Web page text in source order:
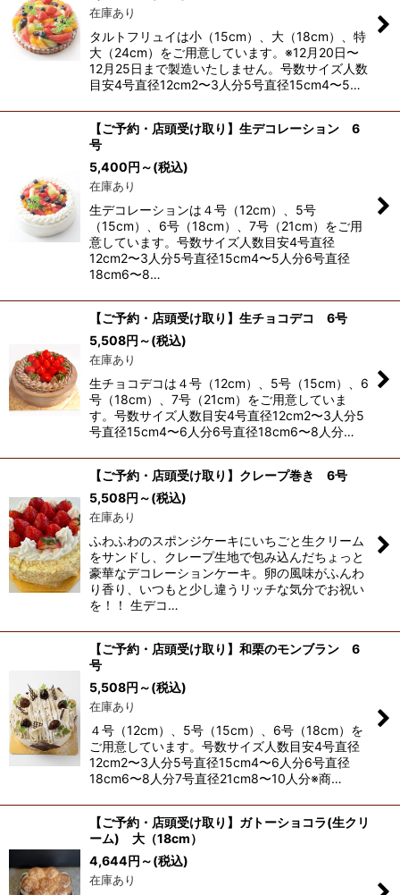
在庫あり
タルトフリュイは小（15cm）、大（18cm）、特
大（24cm）をご用意しています。※12月20日〜
12月25日まで製造いたしません。号数サイズ人数
目安4号直径12cm2〜3人分5号直径15cm4〜5…
【ご予約・店頭受け取り】生デコレーション 6
号
5,400円 ～(税込)
在庫あり
生デコレーションは４号（12cm）、5号
（15cm）、6号（18cm）、7号（21cm）をご用
意しています。号数サイズ人数目安4号直径
12cm2〜3人分5号直径15cm4〜5人分6号直径
18cm6〜8…
【ご予約・店頭受け取り】生チョコデコ 6号
5,508円 ～(税込)
在庫あり
生チョコデコは４号（12cm）、5号（15cm）、6
号（18cm）、7号（21cm）をご用意していま
す。号数サイズ人数目安4号直径12cm2〜3人分5
号直径15cm4〜6人分6号直径18cm6〜8人分…
【ご予約・店頭受け取り】クレープ巻き 6号
5,508円 ～(税込)
在庫あり
ふわふわのスポンジケーキにいちごと生クリーム
をサンドし、クレープ生地で包み込んだちょっと
豪華なデコレーションケーキ。卵の風味がふんわ
り香り、いつもと少し違うリッチな気分でお祝い
を！！ 生デコ…
【ご予約・店頭受け取り】和栗のモンブラン 6
号
5,508円 ～(税込)
在庫あり
４号（12cm）、5号（15cm）、6号（18cm）を
ご用意しています。号数サイズ人数目安4号直径
12cm2〜3人分5号直径15cm4〜6人分6号直径
18cm6〜8人分7号直径21cm8〜10人分※商…
【ご予約・店頭受け取り】ガトーショコラ(生クリ
ーム) 大（18cm）
4,644円 ～(税込)
在庫あり